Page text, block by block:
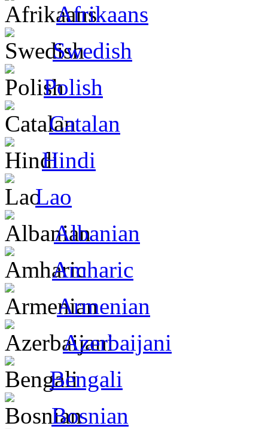
Afrikaans
Swedish
Polish
Catalan
Hindi
Lao
Albanian
Amharic
Armenian
Azerbaijani
Bengali
Bosnian